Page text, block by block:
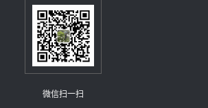
百公斤级可供应
微信扫一扫